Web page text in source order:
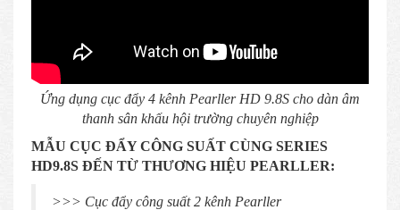
Ứng dụng cục đẩy 4 kênh Pearller HD 9.8S cho dàn âm
thanh sân khấu hội trường chuyên nghiệp
MẪU CỤC ĐẨY CÔNG SUẤT CÙNG SERIES
HD9.8S ĐẾN TỪ THƯƠNG HIỆU PEARLLER:
>>> Cục đẩy công suất 2 kênh Pearller